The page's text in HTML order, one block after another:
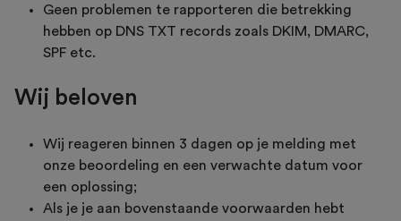
Geen problemen te rapporteren die betrekking
hebben op DNS TXT records zoals DKIM, DMARC,
SPF etc.
Wij beloven
Wij reageren binnen 3 dagen op je melding met
onze beoordeling en een verwachte datum voor
een oplossing;
Als je je aan bovenstaande voorwaarden hebt